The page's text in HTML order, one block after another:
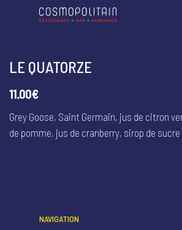
LE QUATORZE
11.00€
Grey Goose, Saint Germain, jus de citron
de pomme, jus de cranberry, sirop de sucre
NAVIGATION